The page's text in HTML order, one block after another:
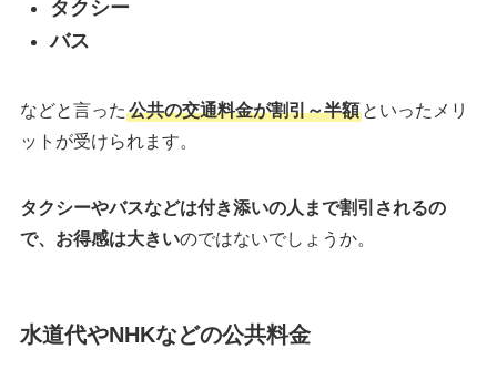
タクシー
バス
などと言った 公共の交通料金が割引～半額といったメリ
ットが受けられます。
タクシーやバスなどは付き添いの人まで割引されるの
で、お得感は大きいのではないでしょうか。
水道代やNHKなどの公共料金